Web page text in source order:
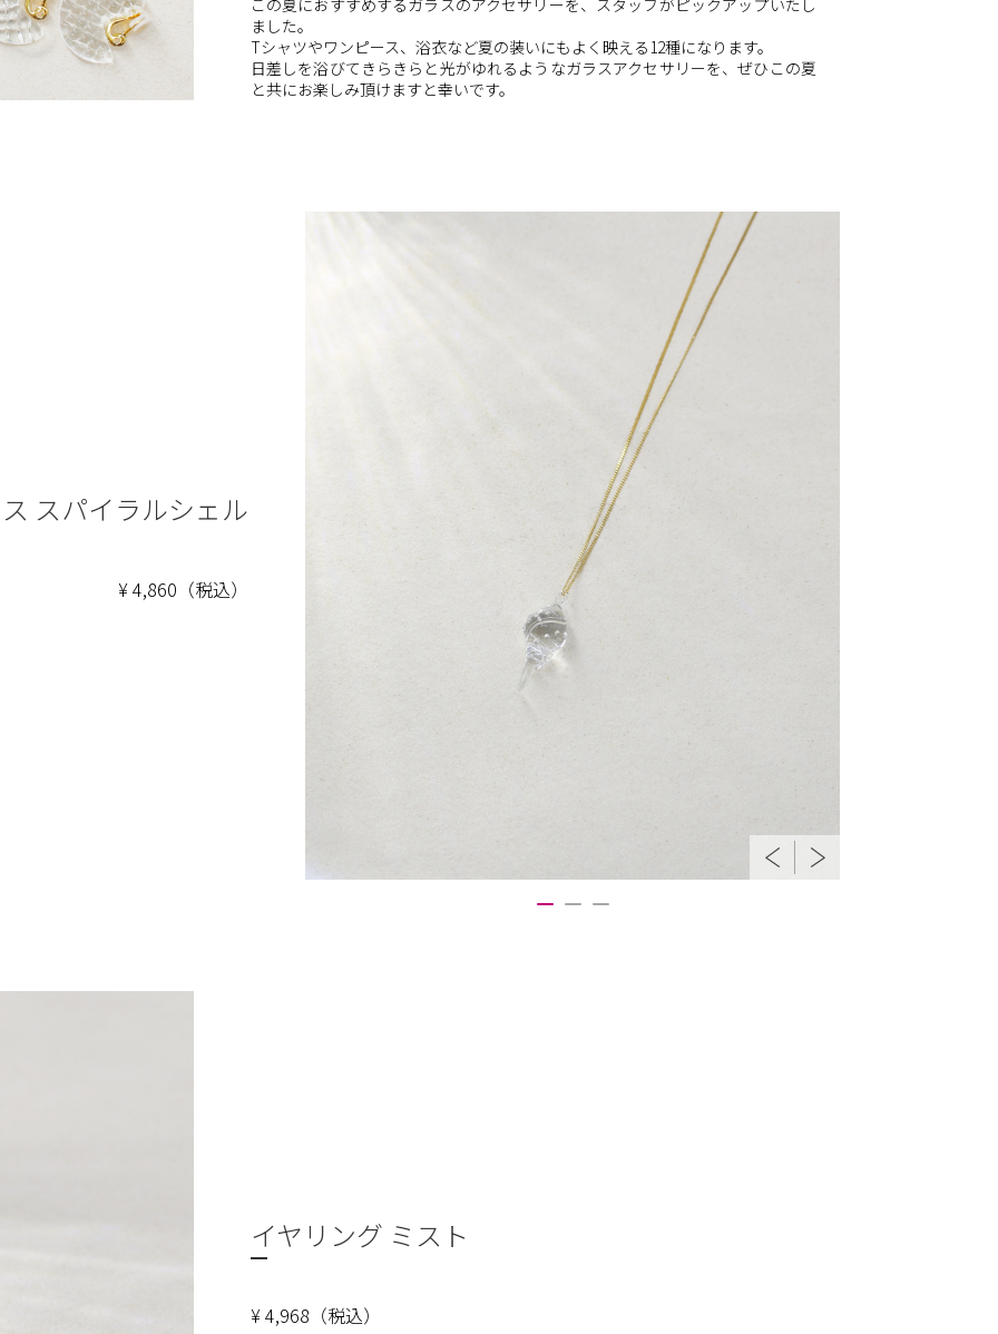
この夏におすすめするガラスのアクセサリーを、スタッフがピックアップいたし
ました。
Tシャツやワンピース、浴衣など夏の装いにもよく映える12種になります。
日差しを浴びてきらきらと光がゆれるようなガラスアクセサリーを、ぜひこの夏
と共にお楽しみ頂けますと幸いです。
スパイラルシェル
¥ 4,860（税込）
イヤリング ミスト
¥ 4,968（税込）